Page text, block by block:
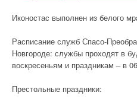
Иконостас выполнен из белого
Расписание служб Спасо-
Новгороде: службы проходят в
воскресеньям и праздникам – в
Престольные праздники: